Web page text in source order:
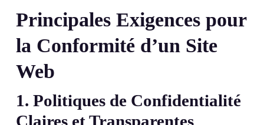
Principales Exigences pour
la Conformité d’un Site
Web
1. Politiques de Confidentialité
Claires et Transparentes